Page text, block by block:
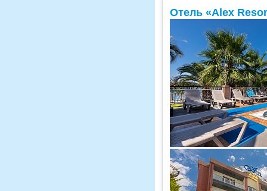
Отель «Alex